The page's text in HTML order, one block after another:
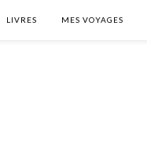
LIVRES MES VOYAGES